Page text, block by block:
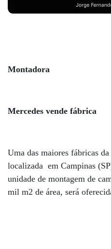
Montadora
Mercedes vende fábrica
Uma das maiores fábricas
localizada em Campinas
unidade de montagem de
mil m2 de área, será